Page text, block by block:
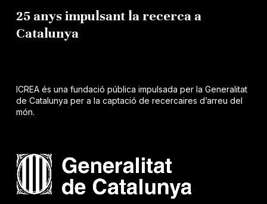
25 anys impulsant la recerca a
Catalunya
ICREA és una fundació pública impulsada per la Generalitat
de Catalunya per a la captació de recercaires d’arreu del
món.